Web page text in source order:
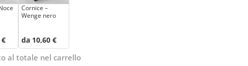
Cornice –
Wenge nero
da 10,60 €
al totale nel carrello